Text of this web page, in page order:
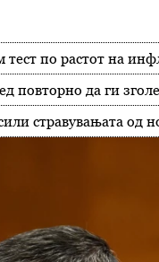
по растот на
повторно да ги
стравувањата од